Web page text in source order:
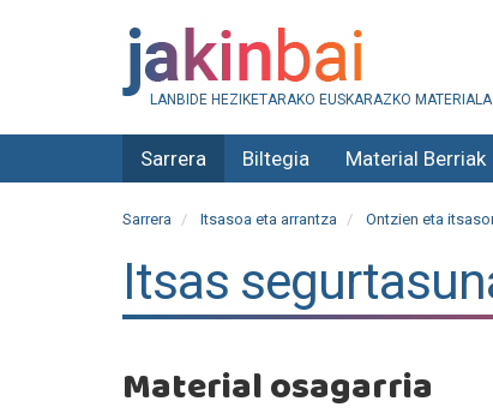
LANBIDE HEZIKETARAKO EUSKARAZKO MATERIALA
Sarrera Biltegia Material Berriak
Sarrera Itsasoa eta arrantza Ontzien eta
Itsas
Material osagarria